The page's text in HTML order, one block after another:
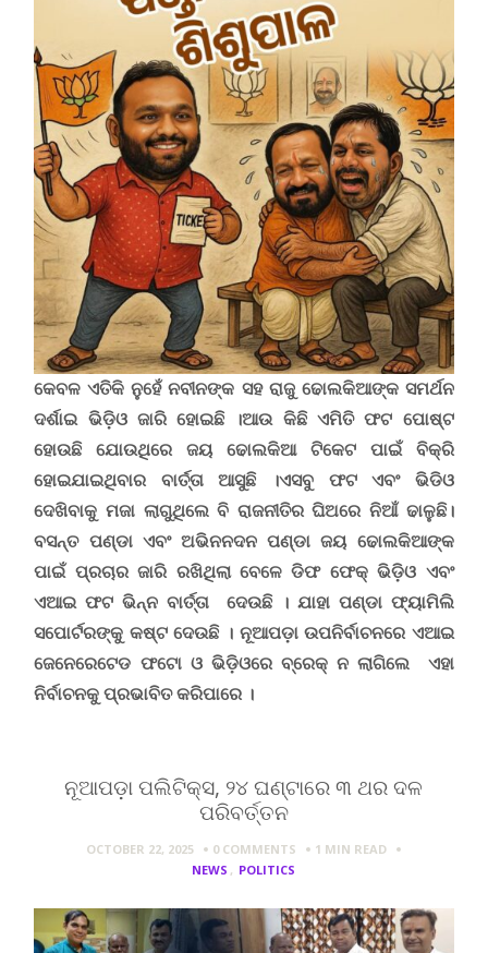
କେବଳ ଏତିକି ନୁହେଁ ନବୀନଙ୍କ ସହ ରାଜୁ ଢୋଲକିଆଙ୍କ ସମର୍ଥନ
ଦର୍ଶାଇ ଭିଡ଼ିଓ ଜାରି ହୋଇଛି ।ଆଉ କିଛି ଏମିତି ଫଟ ପୋଷ୍ଟ
ହୋଉଛି ଯୋଉଥିରେ ଜୟ ଢୋଲକିଆ ଟିକେଟ ପାଇଁ ବିକ୍ରି
ହୋଇଯାଇଥିବାର ବାର୍ତ୍ତା ଆସୁଛି ।ଏସବୁ ଫଟ ଏବଂ ଭିଡିଓ
ଦେଖିବାକୁ ମଜା ଲାଗୁଥିଲେ ବି ରାଜନୀତିର ଘିଅରେ ନିଆଁ ଢାଳୁଛି।
ବସନ୍ତ ପଣ୍ଡା ଏବଂ ଅଭିନନଦନ ପଣ୍ଡା ଜୟ ଢୋଲକିଆଙ୍କ
ପାଇଁ ପ୍ରଚାର ଜାରି ରଖିଥିଲା ବେଳେ ଡିଫ ଫେକ୍ ଭିଡ଼ିଓ ଏବଂ
ଏଆଇ ଫଟ ଭିନ୍ନ ବାର୍ତ୍ତା ଦେଉଛି । ଯାହା ପଣ୍ଡା ଫ୍ୟାମିଲି
ସପୋର୍ଟରଙ୍କୁ କଷ୍ଟ ଦେଉଛି । ନୂଆପଡ଼ା ଉପନିର୍ବାଚନରେ ଏଆଇ
ଜେନେରେଟେଡ ଫଟୋ ଓ ଭିଡ଼ିଓରେ ବ୍ରେକ୍ ନ ଲାଗିଲେ ଏହା
ନିର୍ବାଚନକୁ ପ୍ରଭାବିତ କରିପାରେ ।
ନୂଆପଡ଼ା ପଲିଟିକ୍ସ, ୨୪ ଘଣ୍ଟାରେ ୩ ଥର ଦଳ
ପରିବର୍ତ୍ତନ
OCTOBER 22, 2025 0 COMMENTS 1 MIN READ
NEWS , POLITICS